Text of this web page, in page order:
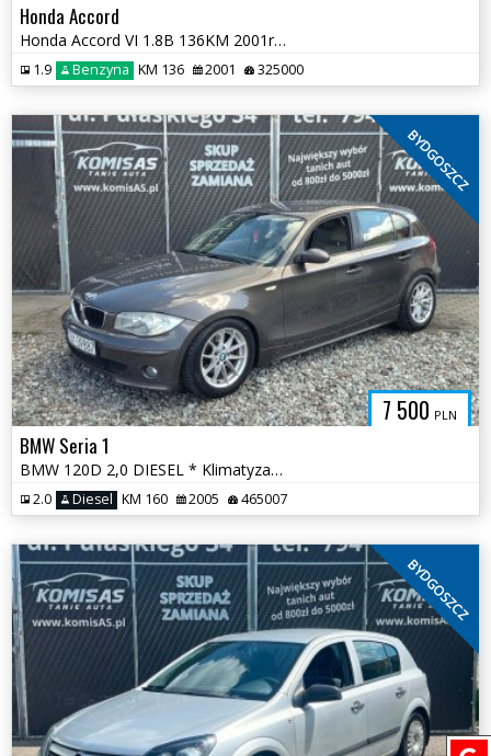
Honda Accord
Honda Accord VI 1.8B 136KM 2001r * salon PL sprawna klima * TORUŃ
1.9 Benzyna KM 136 2001 325000
7 500 PLN
BYDGOSZCZ
BMW Seria 1
BMW 120D 2,0 DIESEL * Klimatyzacja Skóry Elektryka * Gotowe do jazdy
2.0 Diesel KM 160 2005 465007
BYDGOSZCZ